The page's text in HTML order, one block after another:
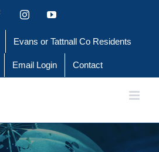
FacebookInstagramYouTube
Evans or Tattnall Co Residents
Email Login Contact